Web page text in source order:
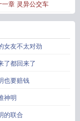
的救赎不是神是人
吗音频你不是神明才不是
一句才不是神明篱笆好文
一章 灵异公交车
女友不太对劲
了都回来了
也要赔钱
神明
的联合